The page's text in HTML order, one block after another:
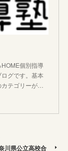
HOME個別指導
グです。基本
テゴリーが…
川県公立高校合